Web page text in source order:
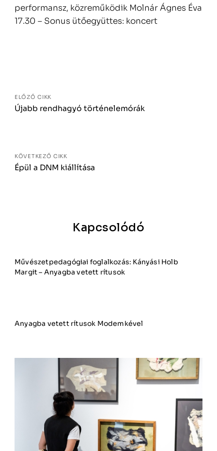
performansz, közreműködik Molnár Ágnes Éva
17.30 – Sonus ütőegyüttes: koncert
ELŐZŐ CIKK
Újabb rendhagyó történelemórák
KÖVETKEZŐ CIKK
Épül a DNM kiállítása
Kapcsolódó
Művészetpedagógiai foglalkozás: Kányási Holb
Margit – Anyagba vetett rítusok
Anyagba vetett rítusok Modemkével